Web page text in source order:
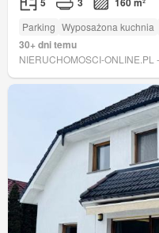
Parking Wyposażona kuchnia
30+ dni temu
NIERUCHOMOSCI-ONLINE.PL